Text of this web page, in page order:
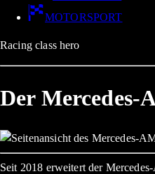
MOTORSPORT
Racing class hero
Der Mercedes-
Seit 2018 erweitert der